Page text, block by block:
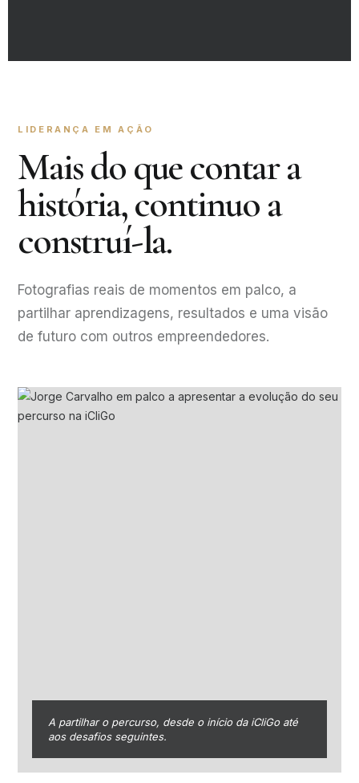
LIDERANÇA EM AÇÃO
Mais do que contar a
história, continuo a
construí-la.
Fotografias reais de momentos em palco, a
partilhar aprendizagens, resultados e uma visão
de futuro com outros empreendedores.
A partilhar o percurso, desde o início da iCliGo até
aos desafios seguintes.